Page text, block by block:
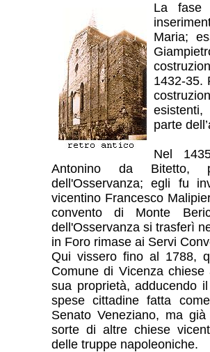
La fase
Maria;
1432-35.
parte
Nel
Antonino da Bitetto,
dell'Osservanza; egli fu
vicentino Francesco
convento di Monte
dell'Osservanza si trasferì
in Foro rimase ai Servi
Qui vissero fino al 1788,
Comune di Vicenza
sua proprietà, adducendo
spese cittadine fatta
Senato Veneziano, ma
sorte di altre chiese
delle truppe napoleoniche.